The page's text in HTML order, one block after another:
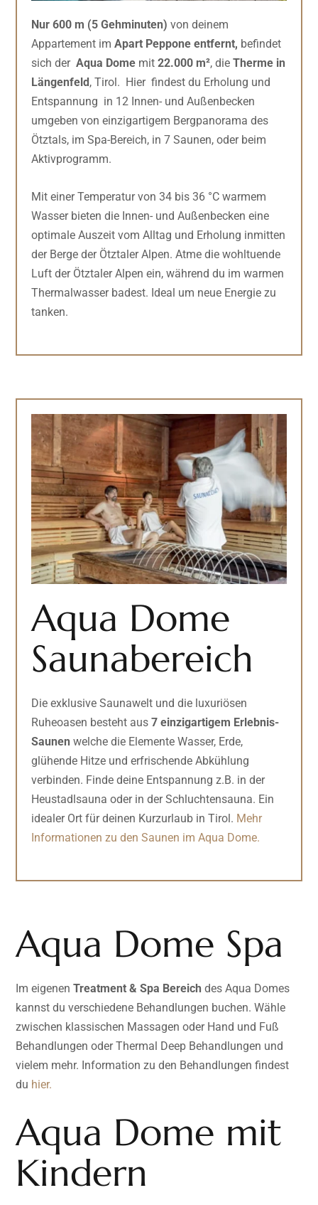
Nur 600 m (5 Gehminuten) von deinem
Appartement im Apart Peppone entfernt, befindet
sich der Aqua Dome mit 22.000 m², die Therme in
Längenfeld, Tirol. Hier findest du Erholung und
Entspannung in 12 Innen- und Außenbecken
umgeben von einzigartigem Bergpanorama des
Ötztals, im Spa-Bereich, in 7 Saunen, oder beim
Aktivprogramm.
Mit einer Temperatur von 34 bis 36 °C warmem
Wasser bieten die Innen- und Außenbecken eine
optimale Auszeit vom Alltag und Erholung inmitten
der Berge der Ötztaler Alpen. Atme die wohltuende
Luft der Ötztaler Alpen ein, während du im warmen
Thermalwasser badest. Ideal um neue Energie zu
tanken.
Aqua Dome
Saunabereich
Die exklusive Saunawelt und die luxuriösen
Ruheoasen besteht aus 7 einzigartigem Erlebnis-
Saunen welche die Elemente Wasser, Erde,
glühende Hitze und erfrischende Abkühlung
verbinden. Finde deine Entspannung z.B. in der
Heustadlsauna oder in der Schluchtensauna. Ein
idealer Ort für deinen Kurzurlaub in Tirol. Mehr
Informationen zu den Saunen im Aqua Dome.
Aqua Dome Spa
Im eigenen Treatment & Spa Bereich des Aqua Domes
kannst du verschiedene Behandlungen buchen. Wähle
zwischen klassischen Massagen oder Hand und Fuß
Behandlungen oder Thermal Deep Behandlungen und
vielem mehr. Information zu den Behandlungen findest
du hier.
Aqua Dome mit
Kindern